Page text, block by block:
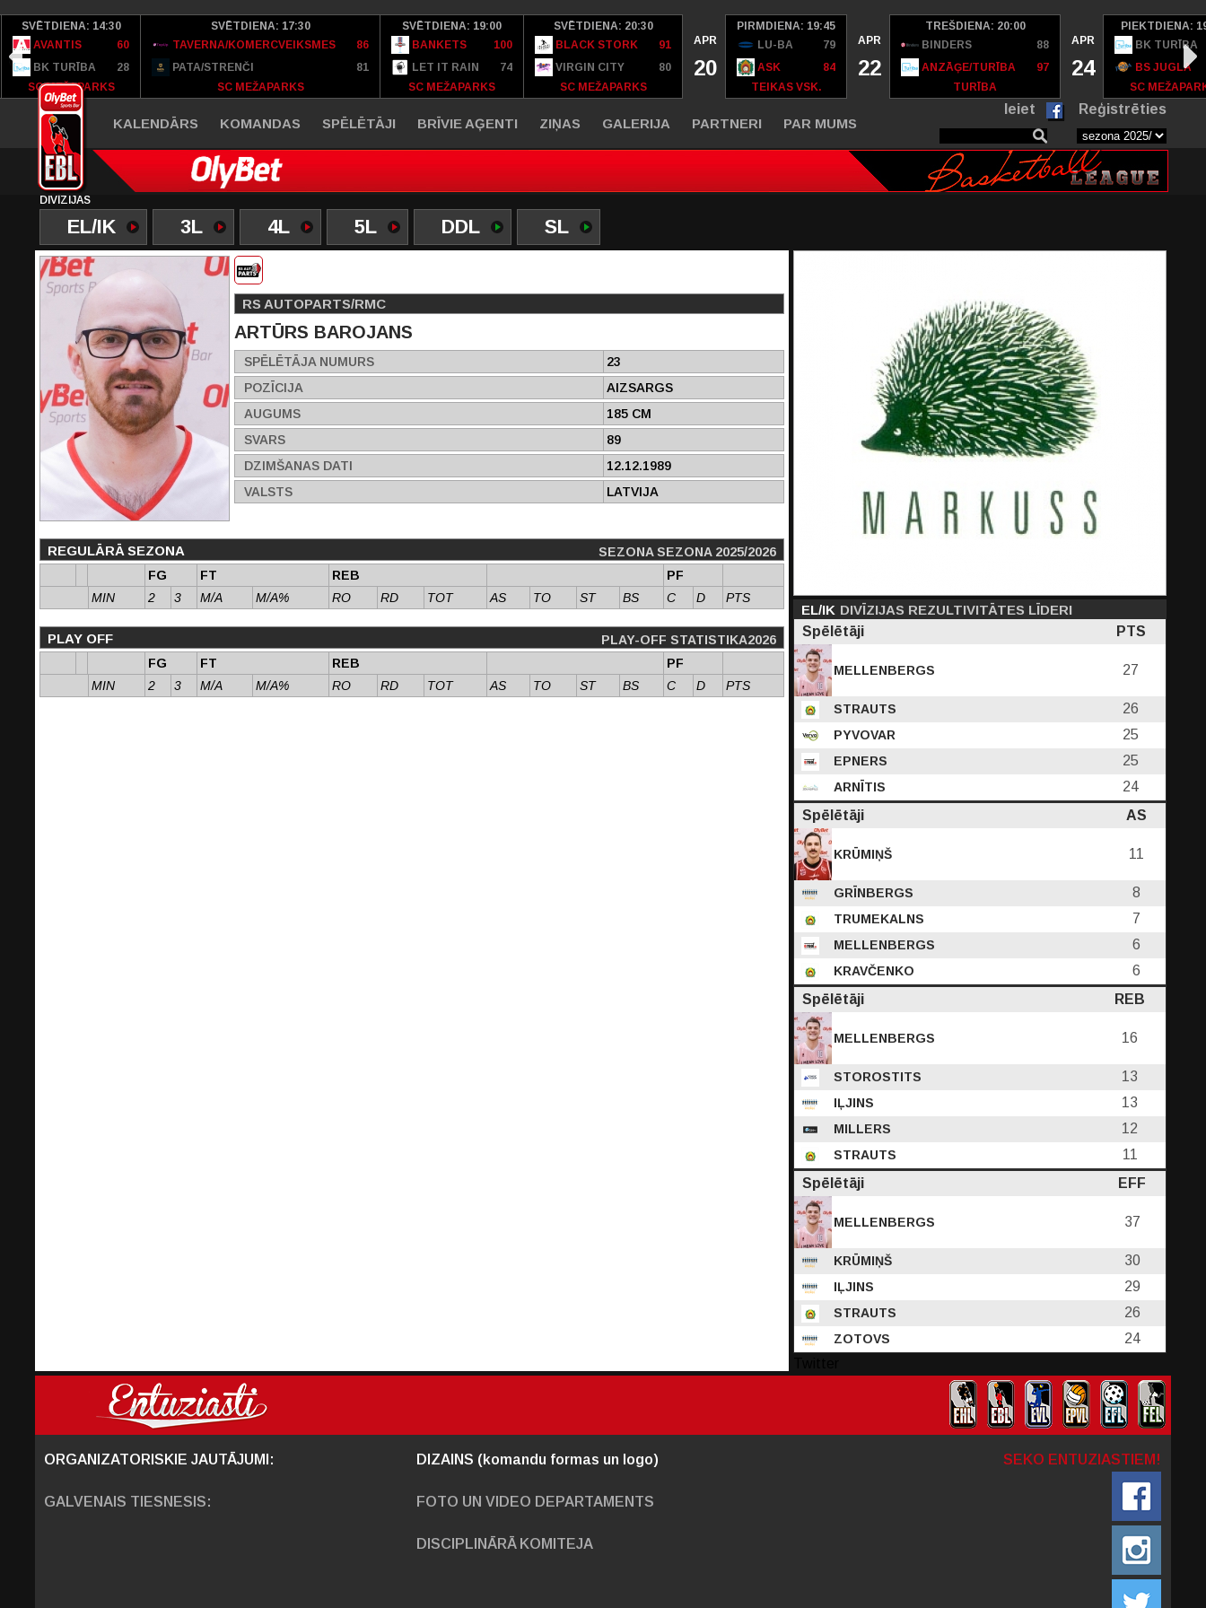
SVĒTDIENA: 14:30
AVANTIS
60
BK TURĪBA
28
SC MEŽAPARKS
SVĒTDIENA: 17:30
TAVERNA/KOMERCVEIKSMES
86
PATA/STRENČI
81
SC MEŽAPARKS
SVĒTDIENA: 19:00
BANKETS
100
LET IT RAIN
74
SC MEŽAPARKS
SVĒTDIENA: 20:30
BLACK STORK
91
VIRGIN CITY
80
SC MEŽAPARKS
APR
20
PIRMDIENA: 19:45
LU-BA
79
ASK
84
TEIKAS VSK.
APR
22
TREŠDIENA: 20:00
BINDERS
88
ANZĀĢE/TURĪBA
97
TURĪBA
APR
24
PIEKTDIENA:
BK TURĪBA
BS JUGLA
SC
KALENDĀRS KOMANDAS SPĒLĒTĀJI BRĪVIE AĢENTI ZIŅAS GALERIJA PARTNERI PAR MUMS
Ieiet Reģistrēties
DIVĪZIJAS
EL/IK 3L 4L 5L DDL SL
RS AUTOPARTS/RMC
ARTŪRS BAROJANS
SPĒLĒTĀJA NUMURS
23
POZĪCIJA
AIZSARGS
AUGUMS
185 CM
SVARS
89
DZIMŠANAS DATI
12.12.1989
VALSTS
LATVIJA
REGULĀRĀ SEZONA
SEZONA SEZONA 2025/2026
FG
FT REB
PF
MIN
2 3 M/A M/A% RO RD TOT AS TO ST BS C D PTS
PLAY OFF
PLAY-OFF STATISTIKA2026
FG
FT REB
PF
MIN
2 3 M/A M/A% RO RD TOT AS TO ST BS C D PTS
EL/IK DIVĪZIJAS REZULTIVITĀTES LĪDERI
Spēlētāji
PTS
MELLENBERGS 27
STRAUTS 26
PYVOVAR 25
EPNERS 25
ARNĪTIS
24
Spēlētāji
AS
KRŪMIŅŠ 11
GRĪNBERGS 8
TRUMEKALNS 7
MELLENBERGS 6
KRAVČENKO
6
Spēlētāji
REB
MELLENBERGS 16
STOROSTITS 13
IĻJINS 13
MILLERS 12
STRAUTS
11
Spēlētāji
EFF
MELLENBERGS 37
KRŪMIŅŠ 30
IĻJINS 29
STRAUTS 26
ZOTOVS
24
ORGANIZATORISKIE JAUTĀJUMI:
GALVENAIS TIESNESIS:
DIZAINS (komandu formas un logo)
FOTO UN VIDEO DEPARTAMENTS
DISCIPLINĀRĀ KOMITEJA
SEKO ENTUZIASTIEM!